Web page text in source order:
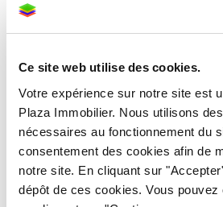
Ce site web utilise des cookies.
Votre expérience sur notre site est
Plaza Immobilier. Nous utilisons
nécessaires au fonctionnement du
consentement des cookies afin de
notre site. En cliquant sur
dépôt de ces cookies. Vous